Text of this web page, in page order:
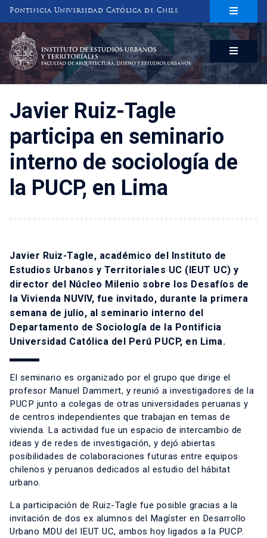
Pontificia Universidad Católica de Chile
INSTITUTO DE ESTUDIOS URBANOS
Y TERRITORIALES
FACULTAD DE ARQUITECTURA, DISEÑO Y ESTUDIOS URBANOS
Javier Ruiz-Tagle
participa en seminario
interno de sociología de
la PUCP, en Lima
Javier Ruiz-Tagle, académico del Instituto de
Estudios Urbanos y Territoriales UC (IEUT UC) y
director del Núcleo Milenio sobre los Desafíos de
la Vivienda NUVIV, fue invitado, durante la primera
semana de julio, al seminario interno del
Departamento de Sociología de la Pontificia
Universidad Católica del Perú PUCP, en Lima.
El seminario es organizado por el grupo que dirige el
profesor Manuel Dammert, y reunió a investigadores de la
PUCP junto a colegas de otras universidades peruanas y
de centros independientes que trabajan en temas de
vivienda. La actividad fue un espacio de intercambio de
ideas y de redes de investigación, y dejó abiertas
posibilidades de colaboraciones futuras entre equipos
chilenos y peruanos dedicados al estudio del hábitat
urbano.
La participación de Ruiz-Tagle fue posible gracias a la
invitación de dos ex alumnos del Magíster en Desarrollo
Urbano MDU del IEUT UC, ambos hoy ligados a la PUCP.